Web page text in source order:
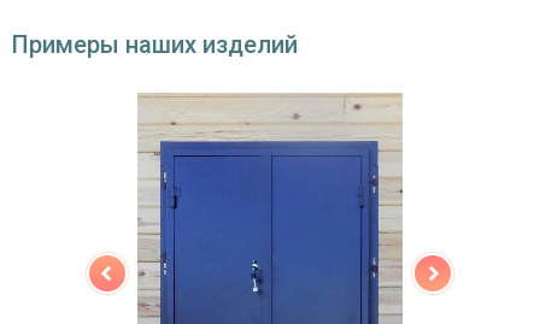
Примеры наших изделий